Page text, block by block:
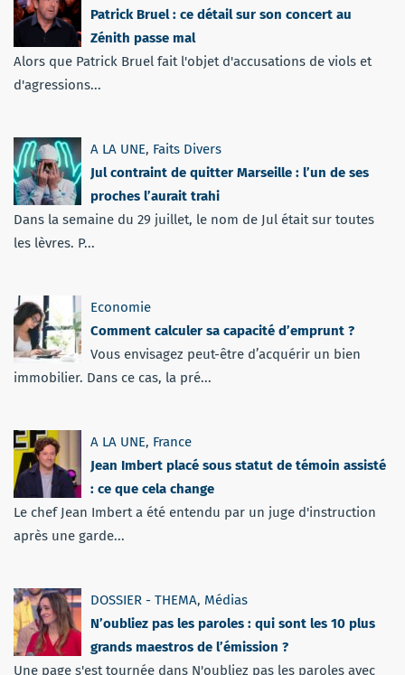
Patrick Bruel : ce détail sur son concert au
Zénith passe mal
Alors que Patrick Bruel fait l'objet d'accusations de viols et
d'agressions...
A LA UNE, Faits Divers
Jul contraint de quitter Marseille : l’un de ses
proches l’aurait trahi
Dans la semaine du 29 juillet, le nom de Jul était sur toutes
les lèvres. P...
Economie
Comment calculer sa capacité d’emprunt ?
Vous envisagez peut-être d’acquérir un bien
immobilier. Dans ce cas, la pré...
A LA UNE, France
Jean Imbert placé sous statut de témoin assisté
: ce que cela change
Le chef Jean Imbert a été entendu par un juge d'instruction
après une garde...
DOSSIER - THEMA, Médias
N’oubliez pas les paroles : qui sont les 10 plus
grands maestros de l’émission ?
Une page s'est tournée dans N'oubliez pas les paroles avec